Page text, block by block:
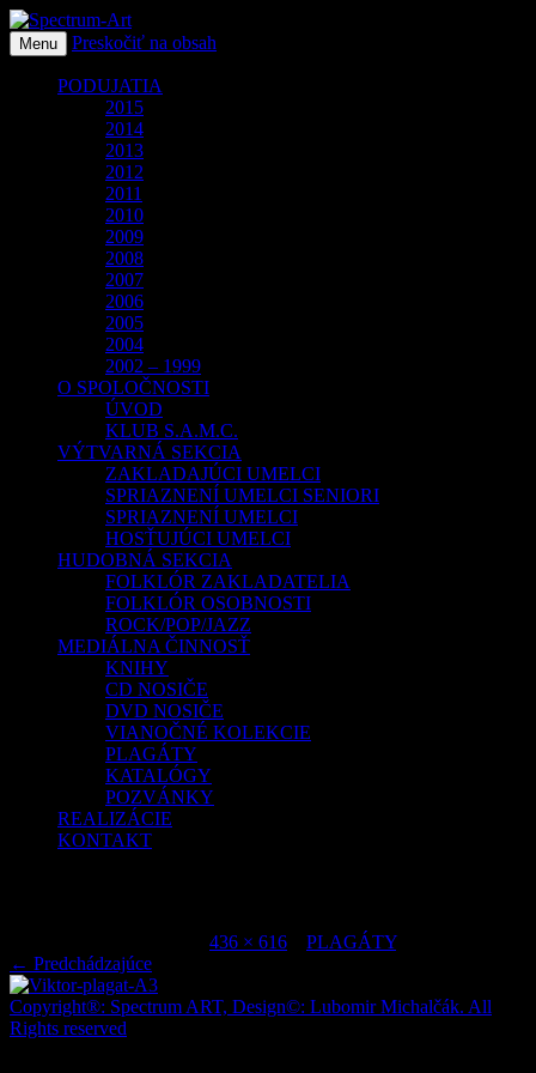
Spectrum-Art
O spoločnosti Spectrum Art
Menu Preskočiť na obsah
PODUJATIA
2015
2014
2013
2012
2011
2010
2009
2008
2007
2006
2005
2004
2002 – 1999
O SPOLOČNOSTI
ÚVOD
KLUB S.A.M.C.
VÝTVARNÁ SEKCIA
ZAKLADAJÚCI UMELCI
SPRIAZNENÍ UMELCI SENIORI
SPRIAZNENÍ UMELCI
HOSŤUJÚCI UMELCI
HUDOBNÁ SEKCIA
FOLKLÓR ZAKLADATELIA
FOLKLÓR OSOBNOSTI
ROCK/POP/JAZZ
MEDIÁLNA ČINNOSŤ
KNIHY
CD NOSIČE
DVD NOSIČE
VIANOČNÉ KOLEKCIE
PLAGÁTY
KATALÓGY
POZVÁNKY
REALIZÁCIE
KONTAKT
436 × 616 PLAGÁTY.
← Predchádzajúce
Copyright®: Spectrum ART, Design©: Lubomir Michalčák. All
Rights reserved